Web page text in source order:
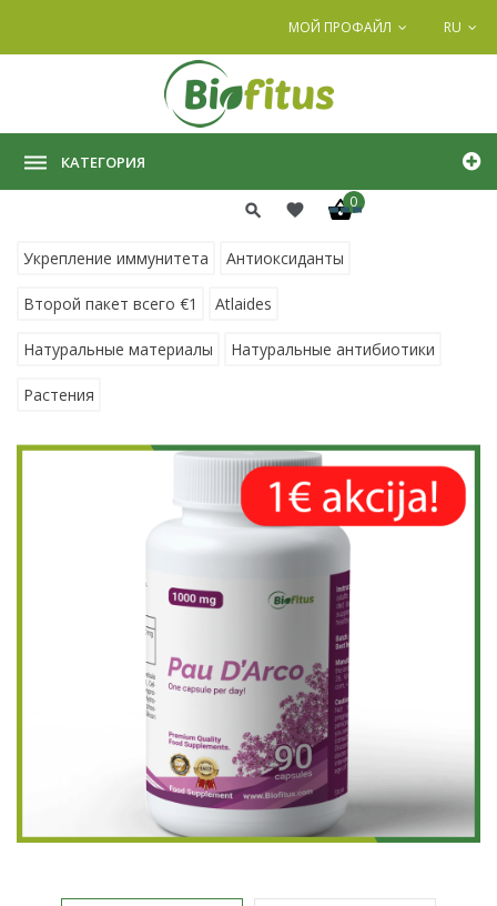
МОЙ ПРОФАЙЛ RU
КАТЕГОРИЯ
0
Укрепление иммунитета Антиоксиданты
Второй пакет всего €1 Atlaides
Натуральные материалы Натуральные антибиотики
Растения